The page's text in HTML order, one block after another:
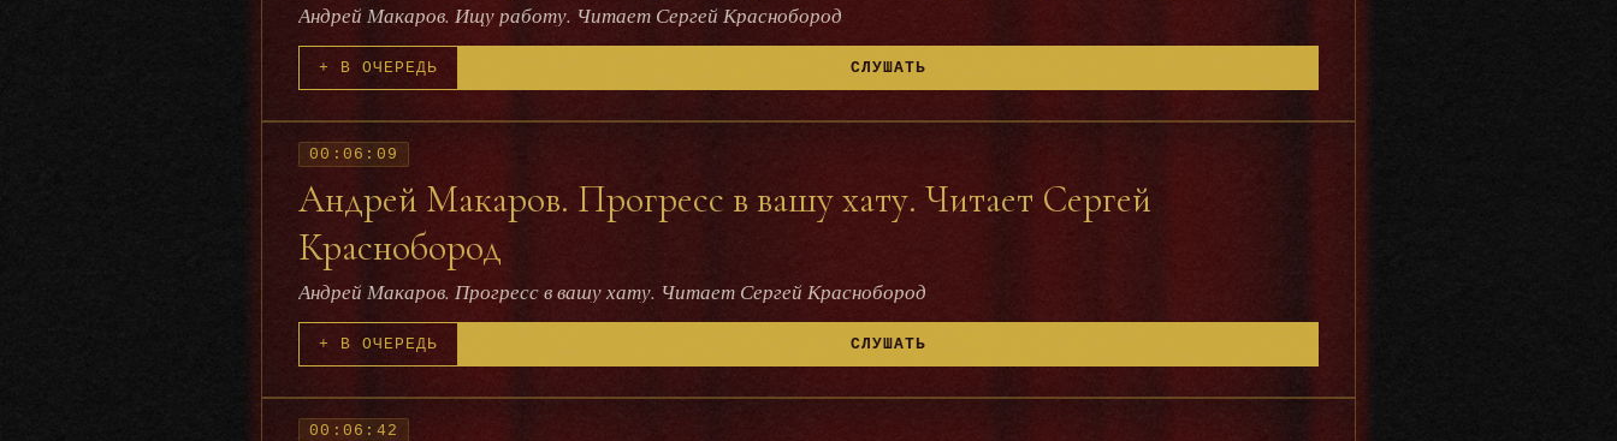
Андрей Макаров. Ищу работу. Читает Сергей Краснобород
+ В ОЧЕРЕДЬ СЛУШАТЬ
Андрей Макаров. Прогресс в вашу хату. Читает Сергей
Краснобород
Андрей Макаров. Прогресс в вашу хату. Читает Сергей Краснобород
00:06:09
+ В ОЧЕРЕДЬ СЛУШАТЬ
00:06:42